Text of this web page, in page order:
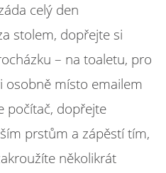
celý den
stolem, dopřejte si
– na toaletu, pro
osobně místo emailem
počítač, dopřejte
prstům a zápěstí tím,
několikrát